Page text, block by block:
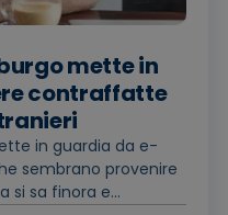
mette in
contraffatte
in guardia da e-
sembrano provenire
si sa finora e...